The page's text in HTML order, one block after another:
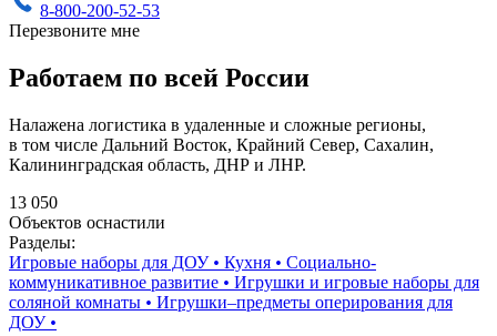
8-800-200-52-53
Перезвоните мне
Работаем по всей России
Налажена логистика в удаленные и сложные регионы,
в том числе Дальний Восток, Крайний Север, Сахалин,
Калининградская область, ДНР и ЛНР.
13 050
Объектов оснастили
Разделы:
Игровые наборы для ДОУ• Кухня • Социально-
коммуникативное развитие • Игрушки и игровые наборы для
соляной комнаты • Игрушки–предметы оперирования для
ДОУ•